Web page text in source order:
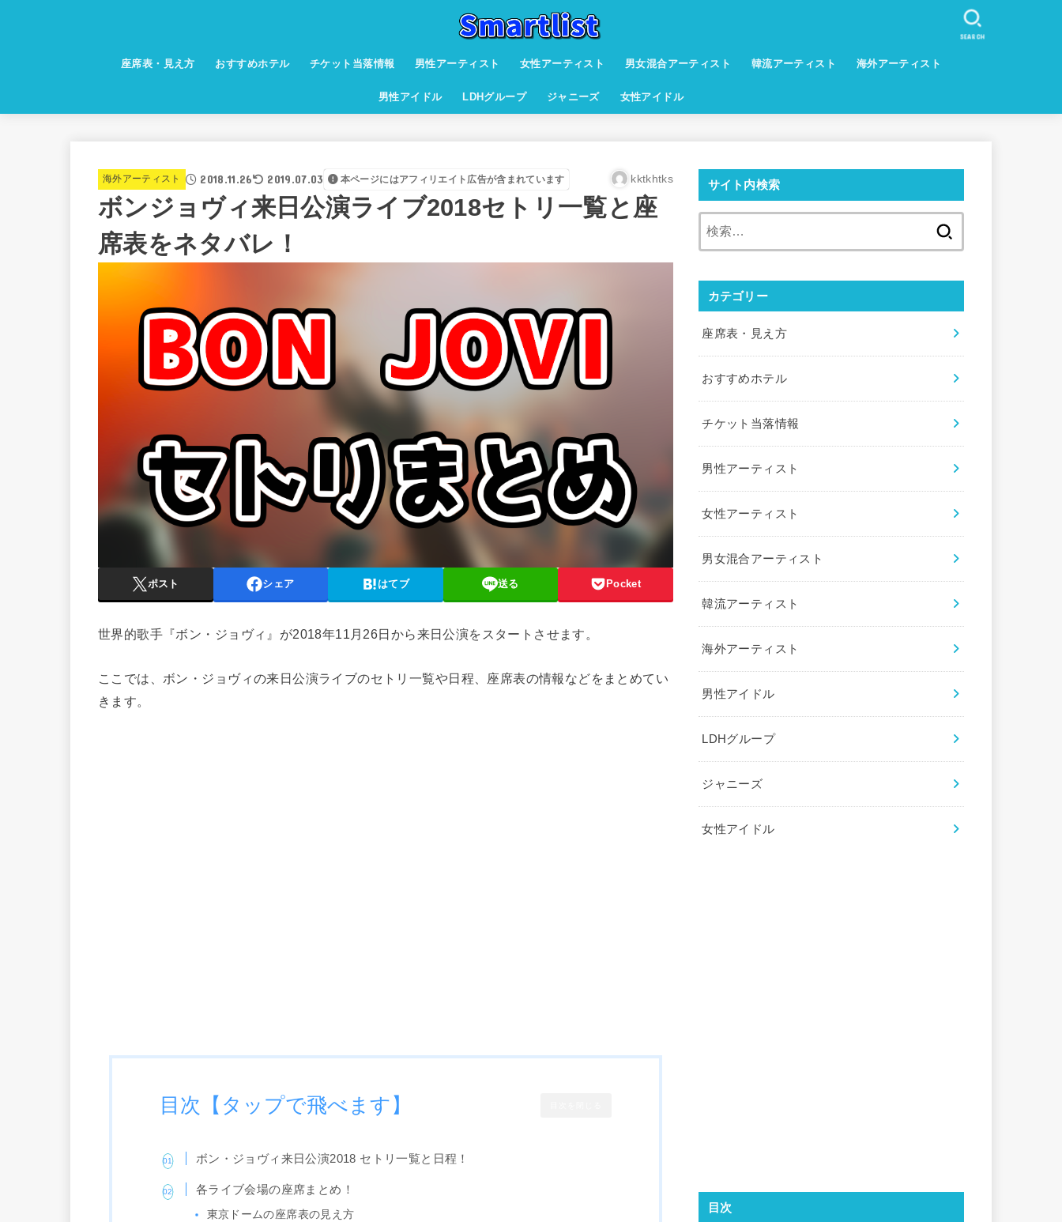
座席表・見え方 おすすめホテル チケット当落情報 男性アーティスト 女性アーティスト 男女混合アーティスト 韓流アーティスト 海外アーティスト
男性アイドル LDHグループ ジャニーズ 女性アイドル
SEARCH
海外アーティスト 2018.11.26 2019.07.03 本ページにはアフィリエイト広告が含まれています kktkhtks
ボンジョヴィ来日公演ライブ2018セトリ一覧と座
席表をネタバレ！
ポスト シェア はてブ 送る Pocket
世界的歌手『ボン・ジョヴィ』が2018年11月26日から来日公演をスタートさせます。
ここでは、ボン・ジョヴィの来日公演ライブのセトリ一覧や日程、座席表の情報などをまとめてい
きます。
目次【タップで飛べます】
ボン・ジョヴィ来日公演2018 セトリ一覧と日程！
各ライブ会場の座席まとめ！
東京ドームの座席表の見え方
サイト内検索
カテゴリー
座席表・見え方
おすすめホテル
チケット当落情報
男性アーティスト
女性アーティスト
男女混合アーティスト
韓流アーティスト
海外アーティスト
男性アイドル
LDHグループ
ジャニーズ
女性アイドル
目次